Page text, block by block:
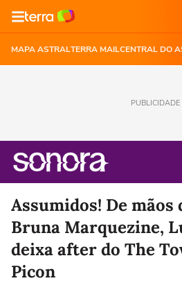
MAPA ASTRALTERRA MAILCENTRAL DO
PUBLICIDADE
Assumidos! De mãos
Bruna Marquezine,
deixa after do The
Picon